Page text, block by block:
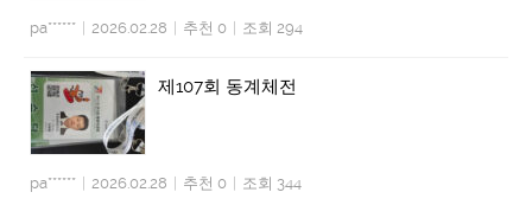
pa****** 2026.02.28 추천 0 조회 294
제107회 동계체전
pa****** 2026.02.28 추천 0 조회 344